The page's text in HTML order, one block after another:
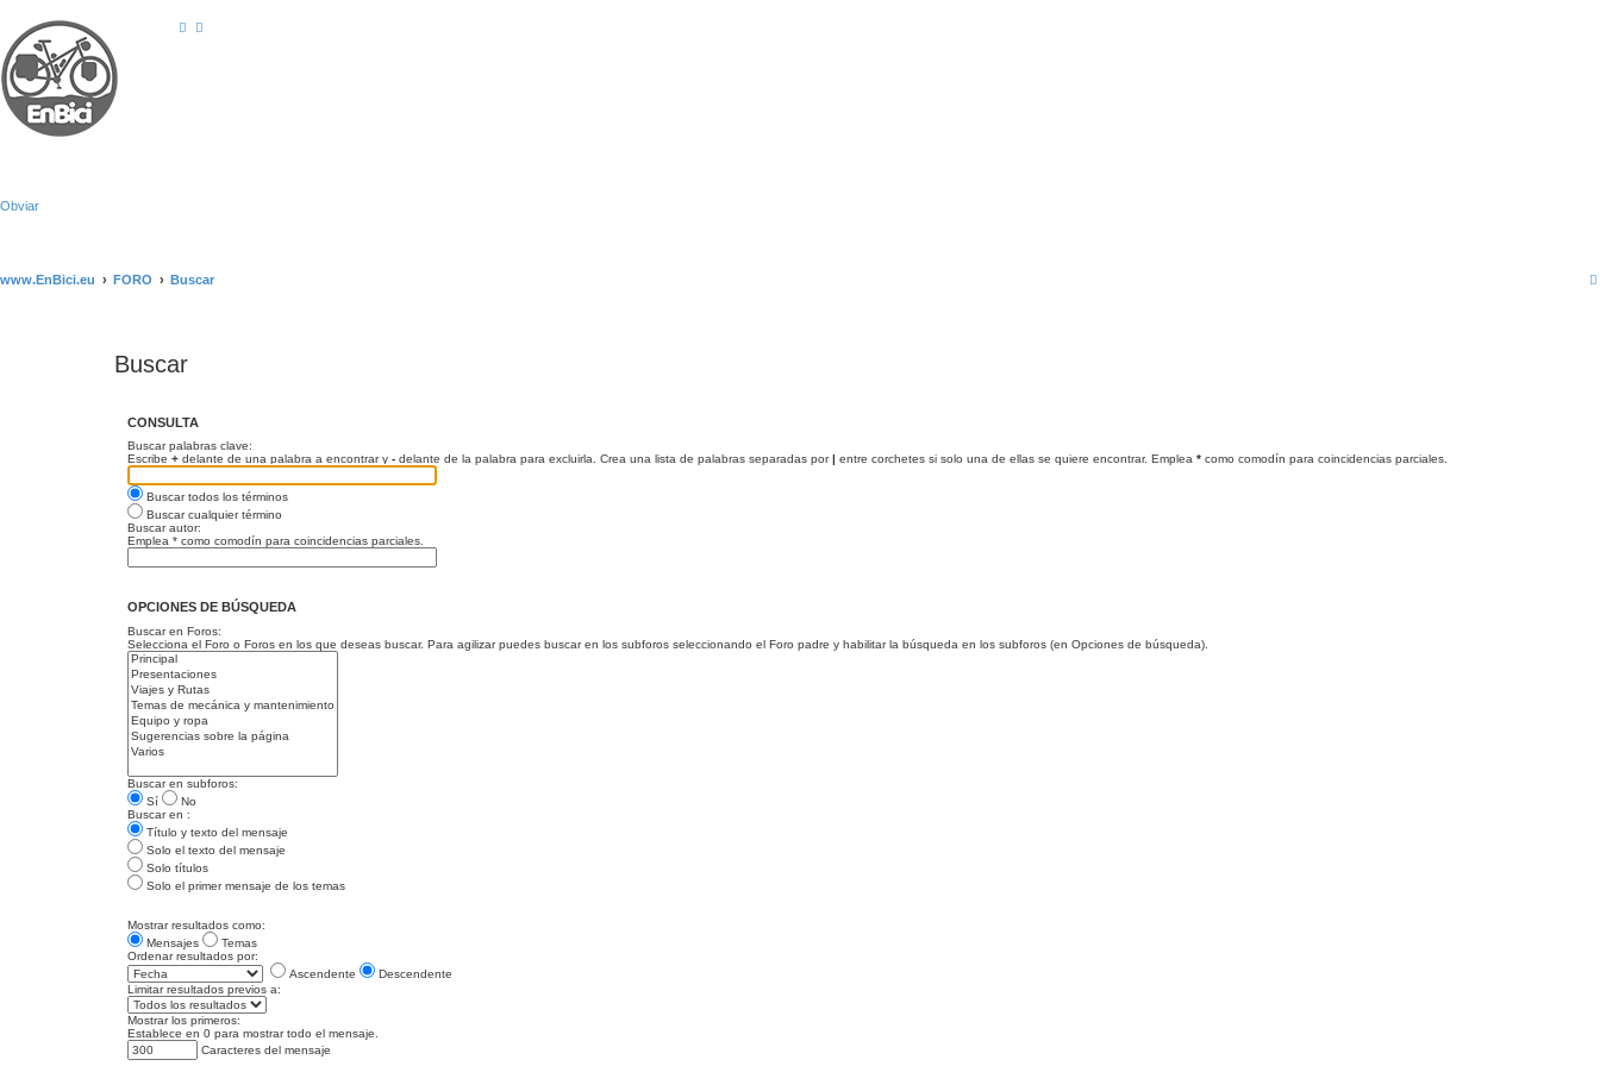
Obviar
www.EnBici.eu FORO Buscar
Buscar
CONSULTA
Buscar palabras clave:
Escribe + delante de una palabra a encontrar y - delante de la palabra para excluirla. Crea una lista de palabras separadas por| entre corchetes si solo una de ellas se quiere encontrar. Emplea * como comodín para coincidencias parciales.
Buscar todos los términos
Buscar cualquier término
Buscar autor:
Emplea * como comodín para coincidencias parciales.
OPCIONES DE BÚSQUEDA
Buscar en Foros:
Selecciona el Foro o Foros en los que deseas buscar. Para agilizar puedes buscar en los subforos seleccionando el Foro padre y habilitar la búsqueda en los subforos (en Opciones de búsqueda).
Buscar en subforos:
Sí
No
Buscar en :
Título y texto del mensaje
Solo el texto del mensaje
Solo títulos
Solo el primer mensaje de los temas
Mostrar resultados como:
Mensajes
Temas
Ordenar resultados por:
Ascendente
Descendente
Limitar resultados previos a:
Mostrar los primeros:
Establece en 0 para mostrar todo el mensaje.
Caracteres del mensaje